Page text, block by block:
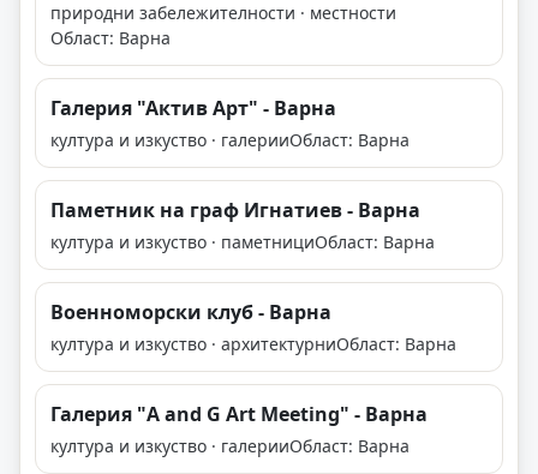
природни забележителности · местности
Област: Варна
Галерия "Актив Арт" - Варна
култура и изкуство · галерииОбласт: Варна
Паметник на граф Игнатиев - Варна
култура и изкуство · паметнициОбласт: Варна
Военноморски клуб - Варна
култура и изкуство · архитектурниОбласт: Варна
Галерия "A and G Art Meeting" - Варна
култура и изкуство · галерииОбласт: Варна